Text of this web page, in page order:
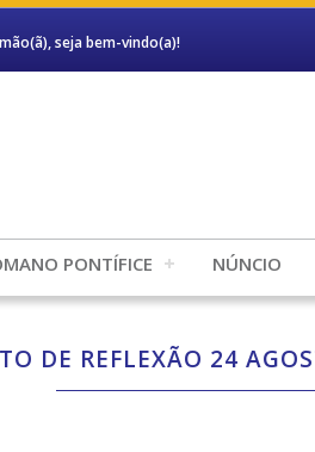
seja bem-vindo(a)!
PONTÍFICE NÚNCIO
DE REFLEXÃO 24